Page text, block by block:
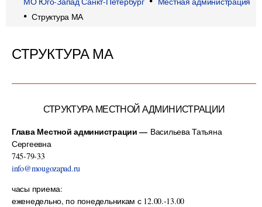
•Структура МА
СТРУКТУРА МА
СТРУКТУРА МЕСТНОЙ АДМИНИСТРАЦИИ
Глава Местной администрации — Васильева Татьяна
Сергеевна
745-79-33
info@mougozapad.ru
часы приема:
еженедельно, по понедельникам с 12.00.-13.00